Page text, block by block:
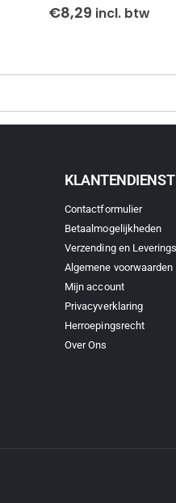
out of 5
€8,29 incl. btw
KLANTENDIENST
Contactformulier
Betaalmogelijkheden
Verzending en
Algemene voorwaarden
Mijn account
Privacyverklaring
Herroepingsrecht
Over Ons